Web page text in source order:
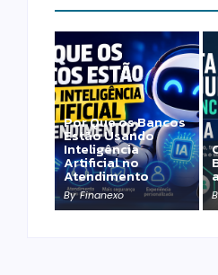
Por Que os Bancos
Estão Usando
Inteligência
Artificial no
Atendimento
By Finanexo